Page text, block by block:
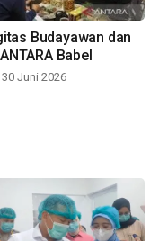
Budayawan dan
Babel
Juni 2026